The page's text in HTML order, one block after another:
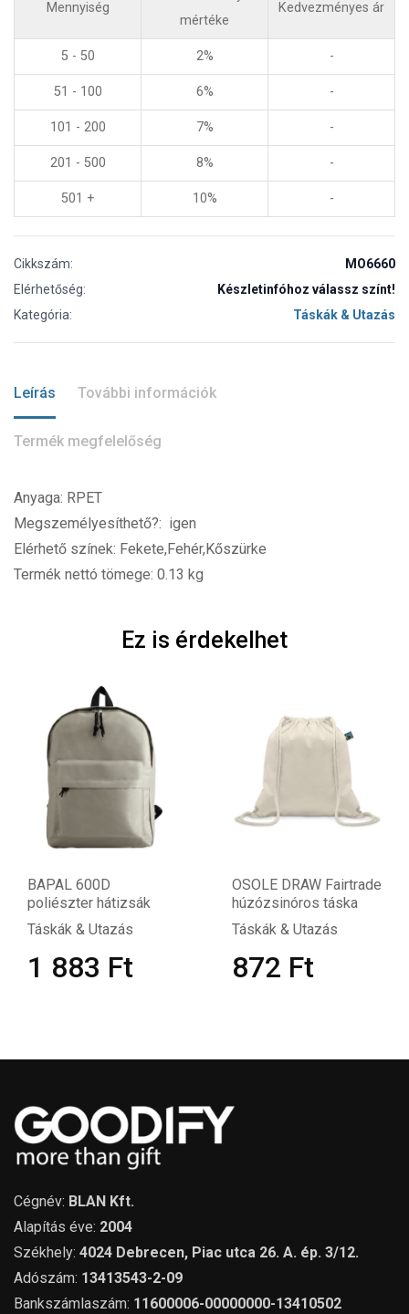
Mennyiség
mértéke
Kedvezményes ár
5 - 50 2% -
51 - 100 6% -
101 - 200 7% -
201 - 500 8% -
501 + 10% -
Cikkszám:
MO6660
Elérhetőség:
Készletinfóhoz válassz színt!
Kategória:
Táskák & Utazás
Leírás További információk
Termék megfelelőség
Anyaga: RPET
Megszemélyesíthető?: igen
Elérhető színek: Fekete,Fehér,Kőszürke
Termék nettó tömege: 0.13 kg
Ez is érdekelhet
BAPAL 600D
poliészter hátizsák
Táskák & Utazás
1 883 Ft
OSOLE DRAW Fairtrade
húzózsinóros táska
Táskák & Utazás
872 Ft
Cégnév: BLAN Kft.
Alapítás éve: 2004
Székhely: 4024 Debrecen, Piac utca 26. A. ép. 3/12.
Adószám: 13413543-2-09
Bankszámlaszám: 11600006-00000000-13410502